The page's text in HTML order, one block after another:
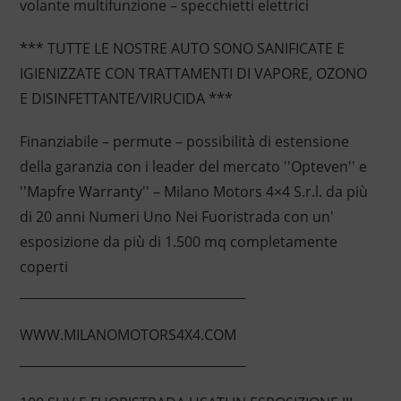
volante multifunzione – specchietti elettrici
*** TUTTE LE NOSTRE AUTO SONO SANIFICATE E
IGIENIZZATE CON TRATTAMENTI DI VAPORE, OZONO
E DISINFETTANTE/VIRUCIDA ***
Finanziabile – permute – possibilità di estensione
della garanzia con i leader del mercato ''Opteven'' e
''Mapfre Warranty'' – Milano Motors 4×4 S.r.l. da più
di 20 anni Numeri Uno Nei Fuoristrada con un'
esposizione da più di 1.500 mq completamente
coperti
WWW.MILANOMOTORS4X4.COM